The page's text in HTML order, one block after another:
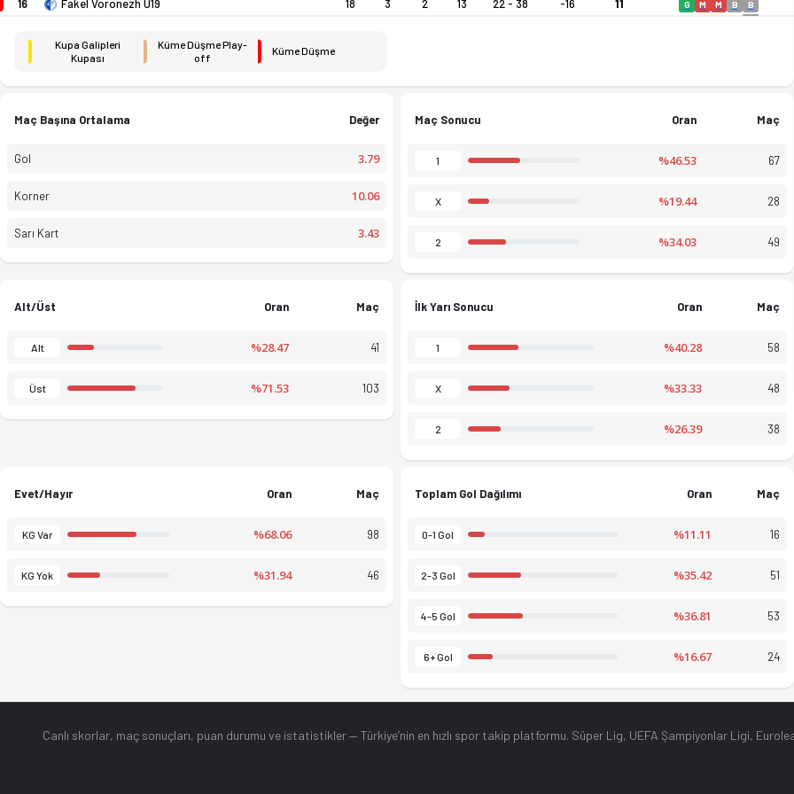
Gençlik Ligi 2026 sezonu puan durumu, haftalık fikstür ve maç istatistiklerini Ofsayt'ta canlı takip et. Gol krallığı ve kart
16 Fakel Voronezh U19 18 3 2 13 22 - 38 -16 11 G M M B B
Kupa Galipleri
Kupası
Küme Düşme Play-
off
Küme Düşme
Maç Başına Ortalama Değer
Gol 3.79
Korner 10.06
Sarı Kart 3.43
Maç Sonucu Oran Maç
1 %46.53 67
X %19.44 28
2 %34.03 49
Alt/Üst Oran Maç
Alt %28.47 41
Üst %71.53 103
İlk Yarı Sonucu Oran Maç
1 %40.28 58
X %33.33 48
2 %26.39 38
Evet/Hayır Oran Maç
KG Var %68.06 98
KG Yok %31.94 46
Toplam Gol Dağılımı Oran Maç
0-1 Gol %11.11 16
2-3 Gol %35.42 51
4-5 Gol %36.81 53
6+ Gol %16.67 24
Canlı skorlar, maç sonuçları, puan durumu ve istatistikler — Türkiye’nin en hızlı spor takip platformu. Süper Lig, UEFA Şampiyonlar Ligi,